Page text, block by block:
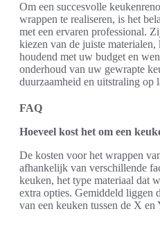
Om een succesvolle
wrappen te realiseren, is het
met een ervaren professional.
kiezen van de juiste
houdend met uw budget en
onderhoud van uw gewrapte
duurzaamheid en uitstraling op
FAQ
Hoeveel kost het om een
De kosten voor het wrappen
afhankelijk van verschillende
keuken, het type materiaal dat
extra opties. Gemiddeld liggen
van een keuken tussen de X en